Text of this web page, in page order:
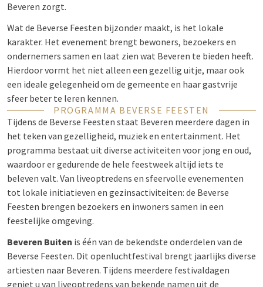
Beveren zorgt.
Wat de Beverse Feesten bijzonder maakt, is het lokale
karakter. Het evenement brengt bewoners, bezoekers en
ondernemers samen en laat zien wat Beveren te bieden heeft.
Hierdoor vormt het niet alleen een gezellig uitje, maar ook
een ideale gelegenheid om de gemeente en haar gastvrije
sfeer beter te leren kennen.
PROGRAMMA BEVERSE FEESTEN
Tijdens de Beverse Feesten staat Beveren meerdere dagen in
het teken van gezelligheid, muziek en entertainment. Het
programma bestaat uit diverse activiteiten voor jong en oud,
waardoor er gedurende de hele feestweek altijd iets te
beleven valt. Van liveoptredens en sfeervolle evenementen
tot lokale initiatieven en gezinsactiviteiten: de Beverse
Feesten brengen bezoekers en inwoners samen in een
feestelijke omgeving.
Beveren Buiten is één van de bekendste onderdelen van de
Beverse Feesten. Dit openluchtfestival brengt jaarlijks diverse
artiesten naar Beveren. Tijdens meerdere festivaldagen
geniet u van liveoptredens van bekende namen uit de